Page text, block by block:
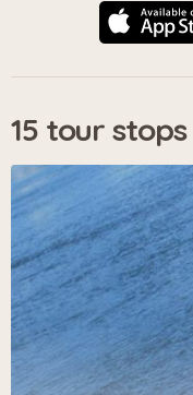
15 tour stops